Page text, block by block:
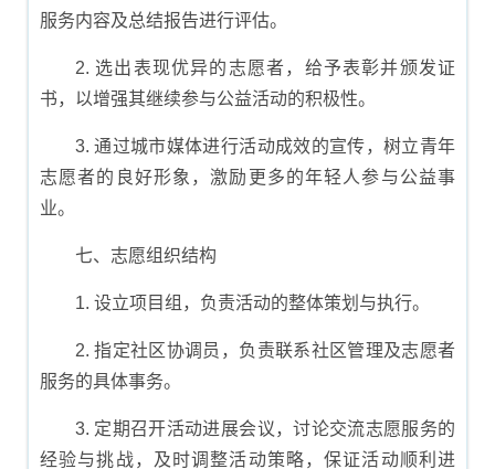
服务内容及总结报告进行评估。
2. 选出表现优异的志愿者，给予表彰并颁发证
书，以增强其继续参与公益活动的积极性。
3. 通过城市媒体进行活动成效的宣传，树立青年
志愿者的良好形象，激励更多的年轻人参与公益事
业。
七、志愿组织结构
1. 设立项目组，负责活动的整体策划与执行。
2. 指定社区协调员，负责联系社区管理及志愿者
服务的具体事务。
3. 定期召开活动进展会议，讨论交流志愿服务的
经验与挑战，及时调整活动策略，保证活动顺利进